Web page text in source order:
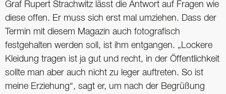
Graf Rupert Strachwitz lässt die Antwort auf Fragen wie
diese offen. Er muss sich erst mal umziehen. Dass der
Termin mit diesem Magazin auch fotografisch
festgehalten werden soll, ist ihm entgangen. „Lockere
Kleidung tragen ist ja gut und recht, in der Öffentlichkeit
sollte man aber auch nicht zu leger auftreten. So ist
meine Erziehung“, sagt er, um nach der Begrüßung